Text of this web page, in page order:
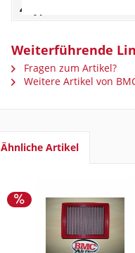
4.Typ:
Weiterführende
Fragen zum Artikel?
Weitere Artikel von
Ähnliche Artikel